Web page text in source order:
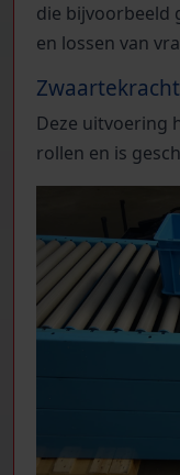
die bijvoorbeeld
en lossen van
Deze uitvoering
rollen en is